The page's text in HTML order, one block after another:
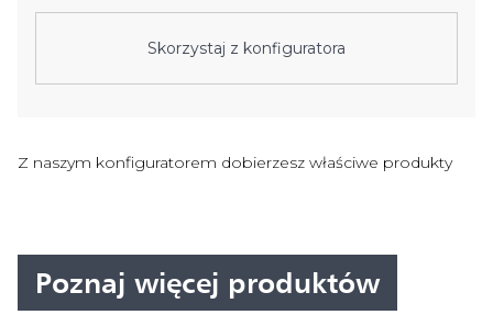
Skorzystaj z konfiguratora
Z naszym konfiguratorem dobierzesz właściwe produkty
Poznaj więcej produktów